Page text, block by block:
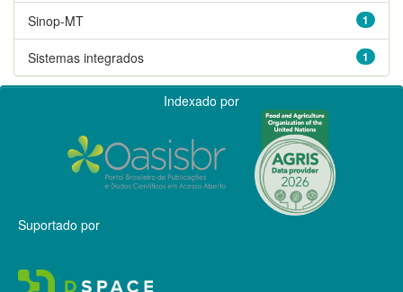
1
Sinop-MT
1
Sistemas integrados
Indexado por
Suportado por